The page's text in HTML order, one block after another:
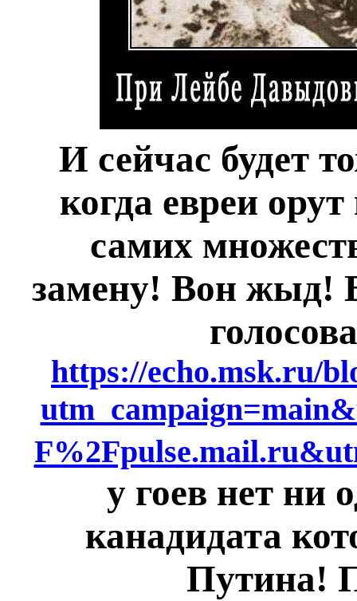
И сейчас будет
когда евреи
самих
замену! Вон жыд!
https://echo.msk.ru/
у гоев нет ни
канадидата
Путина!